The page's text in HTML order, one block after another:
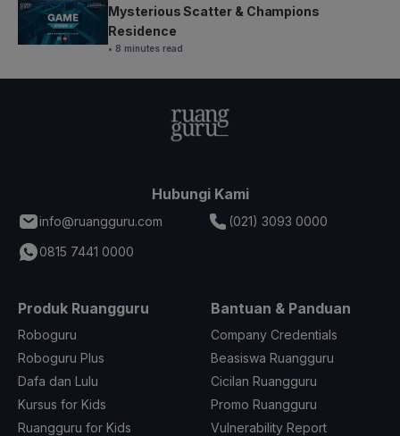
Mysterious Scatter & Champions
Residence
• 8 minutes read
Hubungi Kami
info@ruangguru.com
(021) 3093 0000
0815 7441 0000
Produk Ruangguru
Roboguru
Roboguru Plus
Dafa dan Lulu
Kursus for Kids
Ruangguru for Kids
Bantuan & Panduan
Company Credentials
Beasiswa Ruangguru
Cicilan Ruangguru
Promo Ruangguru
Vulnerability Report